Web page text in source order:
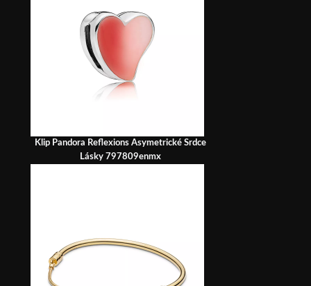
Klip Pandora Reflexions Asymetrické Srdce
Lásky 797809enmx